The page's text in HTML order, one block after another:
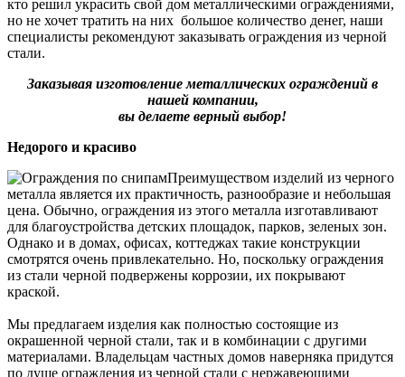
кто решил украсить свой дом металлическими ограждениями,
но не хочет тратить на них большое количество денег, наши
специалисты рекомендуют заказывать ограждения из черной
стали.
Заказывая изготовление металлических ограждений в
нашей компании,
вы делаете верный выбор!
Недорого и красиво
Преимуществом изделий из черного
металла является их практичность, разнообразие и небольшая
цена. Обычно, ограждения из этого металла изготавливают
для благоустройства детских площадок, парков, зеленых зон.
Однако и в домах, офисах, коттеджах такие конструкции
смотрятся очень привлекательно. Но, поскольку ограждения
из стали черной подвержены коррозии, их покрывают
краской.
Мы предлагаем изделия как полностью состоящие из
окрашенной черной стали, так и в комбинации с другими
материалами. Владельцам частных домов наверняка придутся
по душе ограждения из черной стали с нержавеющими